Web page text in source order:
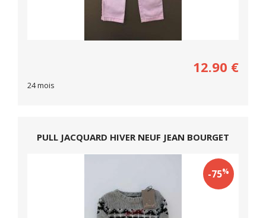
12.90 €
24 mois
PULL JACQUARD HIVER NEUF JEAN BOURGET
-75%